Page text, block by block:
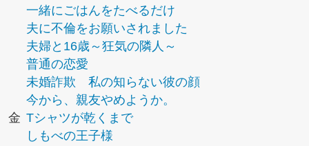
一緒にごはんをたべるだけ
夫に不倫をお願いされました
夫婦と16歳～狂気の隣人～
普通の恋愛
未婚詐欺 私の知らない彼の顔
今から、親友やめようか。
金 Tシャツが乾くまで
しもべの王子様